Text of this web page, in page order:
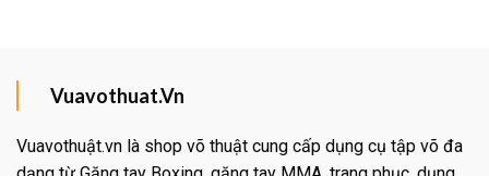
Vuavothuat.Vn
Vuavothuật.vn là shop võ thuật cung cấp dụng cụ tập võ đa